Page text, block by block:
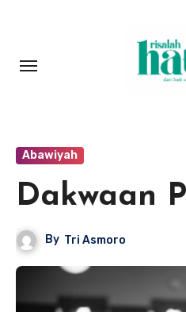
Abawiyah
Dakwaan
By Tri Asmoro